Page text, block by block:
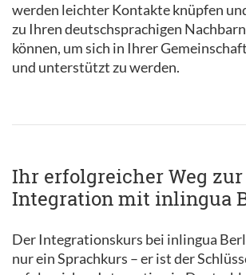
werden leichter Kontakte knüpfen
zu Ihren deutschsprachigen
können, um sich in Ihrer
und unterstützt zu werden.
Ihr erfolgreicher Weg zur
Integration mit inlingua
Der Integrationskurs bei inlingua
nur ein Sprachkurs – er ist der